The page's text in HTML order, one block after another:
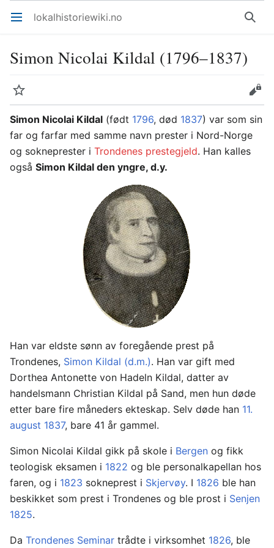
Åpne hovedmenyen lokalhistoriewiki.no Søk
Simon Nicolai Kildal (1796–1837)
Overvåk
Rediger
Simon Nicolai Kildal (født 1796, død 1837) var som sin
far og farfar med samme navn prester i Nord-Norge
og sokneprester i Trondenes prestegjeld. Han kalles
også Simon Kildal den yngre, d.y.
Han var eldste sønn av foregående prest på
Trondenes, Simon Kildal (d.m.). Han var gift med
Dorthea Antonette von Hadeln Kildal, datter av
handelsmann Christian Kildal på Sand, men hun døde
etter bare fire måneders ekteskap. Selv døde han 11.
august 1837, bare 41 år gammel.
Simon Nicolai Kildal gikk på skole i Bergen og fikk
teologisk eksamen i 1822 og ble personalkapellan hos
faren, og i 1823 sokneprest i Skjervøy. I 1826 ble han
beskikket som prest i Trondenes og ble prost i Senjen
1825.
Da Trondenes Seminar trådte i virksomhet 1826, ble